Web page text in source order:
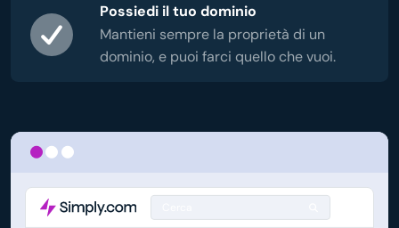
Possiedi il tuo dominio
Mantieni sempre la proprietà di un
dominio, e puoi farci quello che vuoi.